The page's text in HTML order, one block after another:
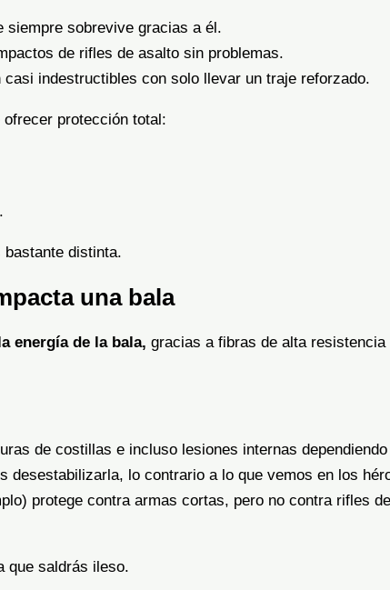
siempre sobrevive gracias a él.
de rifles de asalto sin problemas.
indestructibles con solo llevar un traje reforzado.
ofrecer protección total:
distinta.
una bala
energía de la bala, gracias a fibras de alta
de costillas e incluso lesiones internas
desestabilizarla, lo contrario a lo que vemos en los
protege contra armas cortas, pero no contra rifles
que saldrás ileso.